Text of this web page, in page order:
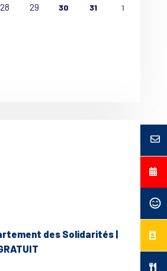
28 29 30 31 1
des Solidarités |